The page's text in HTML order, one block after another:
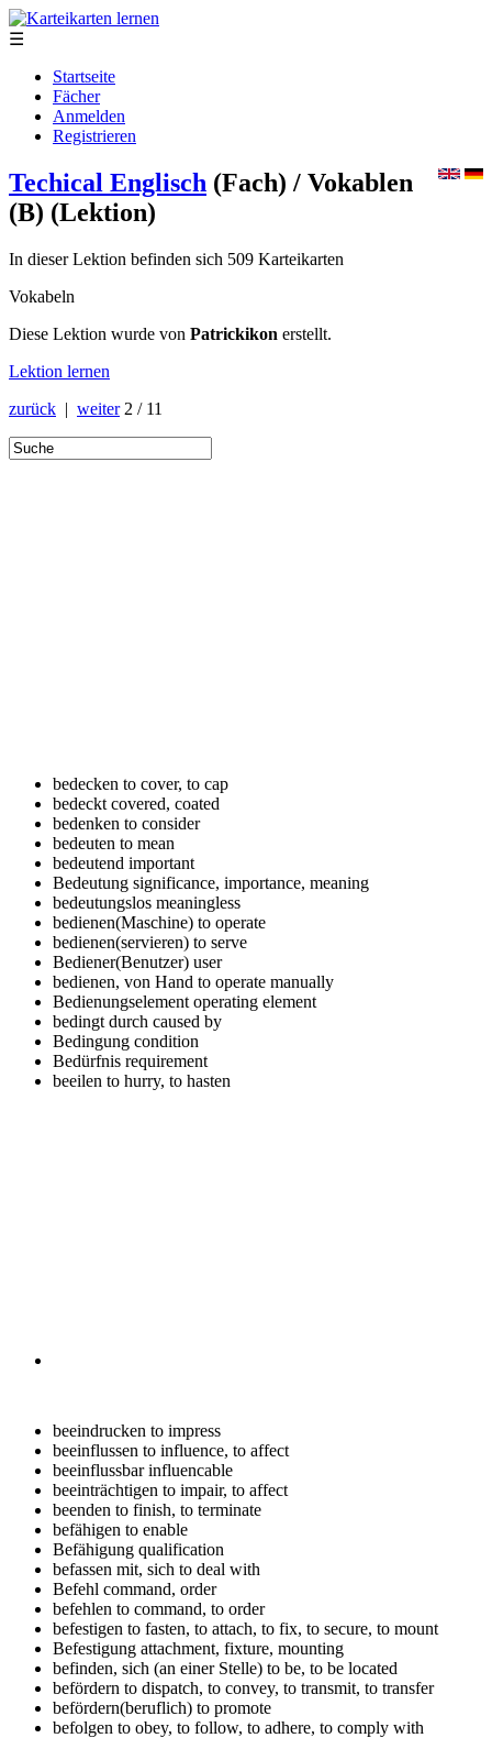
☰
Startseite
Fächer
Anmelden
Registrieren
Techical Englisch (Fach) / Vokablen
(B) (Lektion)
In dieser Lektion befinden sich 509 Karteikarten
Vokabeln
Diese Lektion wurde von Patrickikon erstellt.
Lektion lernen
zurück | weiter 2 / 11
bedecken to cover, to cap
bedeckt covered, coated
bedenken to consider
bedeuten to mean
bedeutend important
Bedeutung significance, importance, meaning
bedeutungslos meaningless
bedienen(Maschine) to operate
bedienen(servieren) to serve
Bediener(Benutzer) user
bedienen, von Hand to operate manually
Bedienungselement operating element
bedingt durch caused by
Bedingung condition
Bedürfnis requirement
beeilen to hurry, to hasten
beeindrucken to impress
beeinflussen to influence, to affect
beeinflussbarinfluencable
beeinträchtigen to impair, to affect
beenden to finish, to terminate
befähigen to enable
Befähigung qualification
befassen mit, sich to deal with
Befehl command, order
befehlen to command, to order
befestigen to fasten, to attach, to fix, to secure, to mount
Befestigung attachment, fixture, mounting
befinden, sich (an einer Stelle) to be, to be located
befördern to dispatch, to convey, to transmit, to transfer
befördern(beruflich) to promote
befolgen to obey, to follow, to adhere, to comply with